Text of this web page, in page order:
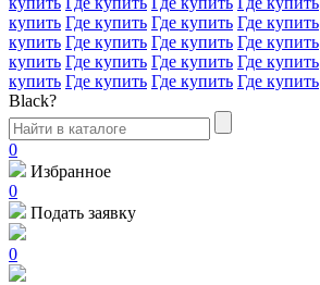
купить Где купить Где купить Где купить
купить Где купить Где купить Где купить
купить Где купить Где купить Где купить
купить Где купить Где купить Где купить
Black?
0
Избранное
0
Подать заявку
0